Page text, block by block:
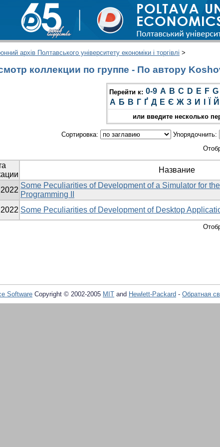
архів Полтавського університету економіки і торгівлі >
коллекции по группе - По автору
Перейти к: 0-9 A B C D E F G
А Б В Г Ґ Д Е Є Ж З И Й
или введите несколько
Сортировка: Упорядочнить:
Название
2022
Some Peculiarities of Development of a Simulator for
Programming II
2022 Some Peculiarities of Development of Desktop
Software Copyright © 2002-2005 MIT and Hewlett-Packard - Обратная